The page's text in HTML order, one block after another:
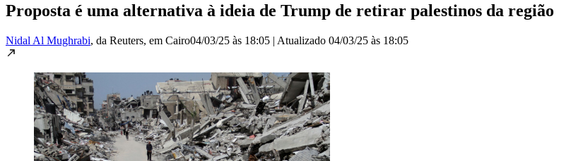
Proposta é uma alternativa à ideia de Trump de retirar palestinos da região
Nidal Al Mughrabi, da Reuters, em Cairo04/03/25 às 18:05 | Atualizado 04/03/25 às 18:05